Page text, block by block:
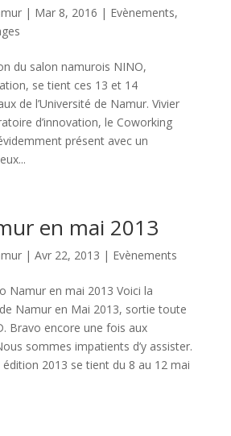
| Mar 8, 2016 | Evènements,
du salon namurois NINO,
se tient ces 13 et 14
de l’Université de Namur. Vivier
d’innovation, le Coworking
présent avec un
en mai 2013
| Avr 22, 2013 | Evènements
Namur en mai 2013 Voici la
Namur en Mai 2013, sortie toute
Bravo encore une fois aux
sommes impatients d’y assister.
2013 se tient du 8 au 12 mai